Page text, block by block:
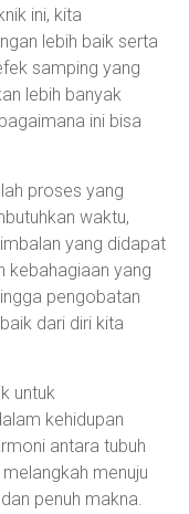
ini, kita
lebih baik serta
samping yang
lebih banyak
ini bisa
proses yang
waktu,
yang didapat
kebahagiaan yang
pengobatan
dari diri kita
untuk
kehidupan
antara tubuh
menuju
penuh makna.